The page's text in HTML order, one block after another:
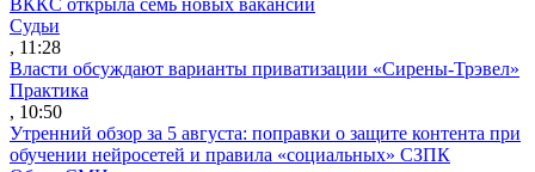
Судьи
, 11:28
Власти обсуждают варианты приватизации «Сирены-Трэвел»
Практика
, 10:50
Утренний обзор за 5 августа: поправки о защите контента при
обучении нейросетей и правила «социальных» СЗПК